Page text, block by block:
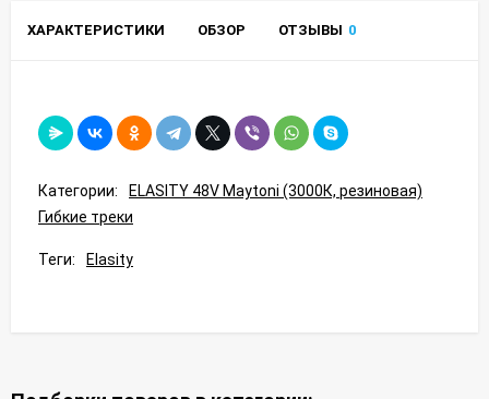
ХАРАКТЕРИСТИКИ ОБЗОР ОТЗЫВЫ 0
Категории:
ELASITY 48V Maytoni (3000К, резиновая)
Гибкие треки
Теги: Elasity